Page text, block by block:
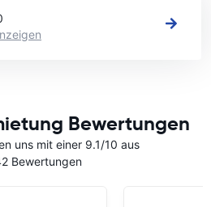
Bewertungen
uns mit einer 9.1/10 aus
Bewertungen